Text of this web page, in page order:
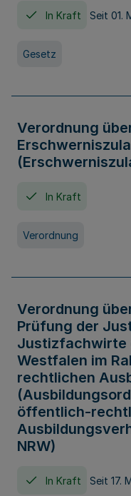
In Kraft Seit 01.
Gesetz
Verordnung
In Kraft
Verordnung
Verordnung
Prüfung der
Justizfachwirte
Westfalen im
rechtlichen
öffentlich-
NRW)
In Kraft Seit 17.